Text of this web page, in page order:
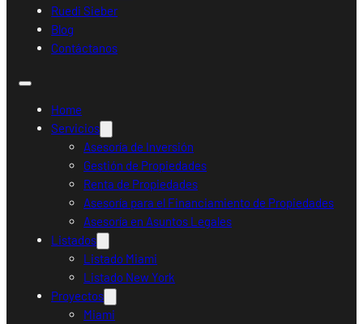
Ruedi Sieber
Blog
Contáctanos
Home
Servicios
Asesoría de Inversión
Gestión de Propiedades
Renta de Propiedades
Asesoría para el Financiamiento de Propiedades
Asesoría en Asuntos Legales
Listados
Listado Miami
Listado New York
Proyectos
Miami